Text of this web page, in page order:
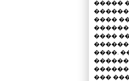
�����
����
����
����.
���